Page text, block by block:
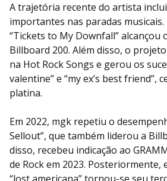
A trajetória recente do artista
importantes nas paradas musicais.
“Tickets to My Downfall” alcançou
Billboard 200. Além disso, o
na Hot Rock Songs e gerou os
valentine” e “my ex’s best friend”,
platina.
Em 2022, mgk repetiu o
Sellout”, que também liderou a
disso, recebeu indicação ao
de Rock em 2023. Posteriormente,